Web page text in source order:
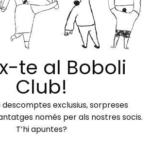
te al Boboli
Club!
descomptes exclusius, sorpreses
només per als nostres socis.
T’hi apuntes?